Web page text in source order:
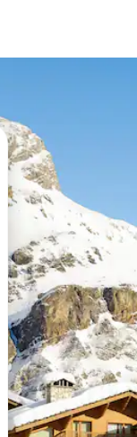
las teclas de